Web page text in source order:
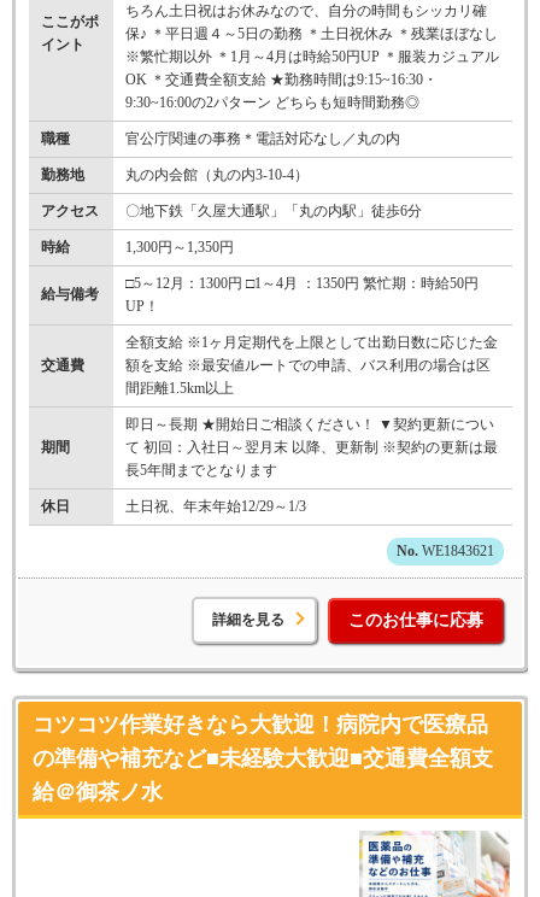
ここがポ
イント
ちろん土日祝はお休みなので、自分の時間もシッカリ確
保♪ ＊平日週４～5日の勤務 ＊土日祝休み ＊残業ほぼなし
※繁忙期以外 ＊1月～4月は時給50円UP ＊服装カジュアル
OK ＊交通費全額支給 ★勤務時間は9:15~16:30・
9:30~16:00の2パターン どちらも短時間勤務◎
職種 官公庁関連の事務＊電話対応なし／丸の内
勤務地 丸の内会館（丸の内3-10-4）
アクセス 〇地下鉄「久屋大通駅」「丸の内駅」徒歩6分
時給 1,300円～1,350円
給与備考
□5～12月：1300円 □1～4月 ：1350円 繁忙期：時給50円
UP！
交通費
全額支給 ※1ヶ月定期代を上限として出勤日数に応じた金
額を支給 ※最安値ルートでの申請、バス利用の場合は区
間距離1.5km以上
期間
即日～長期 ★開始日ご相談ください！ ▼契約更新につい
て 初回：入社日～翌月末 以降、更新制 ※契約の更新は最
長5年間までとなります
休日 土日祝、年末年始12/29～1/3
WE1843621
詳細を見る このお仕事に応募
コツコツ作業好きなら大歓迎！病院内で医療品
の準備や補充など■未経験大歓迎■交通費全額支
給＠御茶ノ水